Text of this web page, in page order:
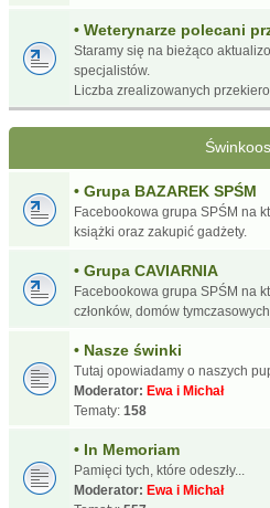
• Weterynarze polecani
Staramy się na bieżąco
specjalistów.
Liczba zrealizowanych
• Grupa BAZAREK SPŚM
Facebookowa grupa SPŚM na
książki oraz zakupić gadżety.
• Grupa CAVIARNIA
Facebookowa grupa SPŚM na
członków, domów
• Nasze świnki
Tutaj opowiadamy o naszych
Moderator: Ewa i Michał
Tematy: 158
• In Memoriam
Pamięci tych, które odeszły...
Moderator: Ewa i Michał